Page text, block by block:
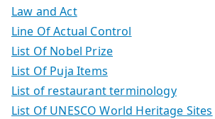
Law and Act
Line Of Actual Control
List Of Nobel Prize
List Of Puja Items
List of restaurant terminology
List Of UNESCO World Heritage Sites